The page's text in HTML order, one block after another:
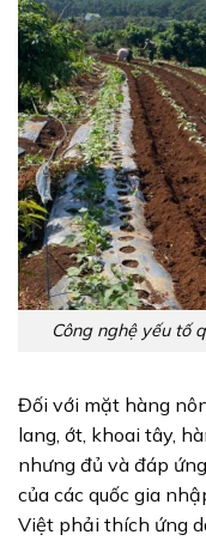
Công nghệ yếu tố
Đối với mặt hàng
lang, ớt, khoai tây,
nhưng đủ và đáp
của các quốc gia
Việt phải thích ứng